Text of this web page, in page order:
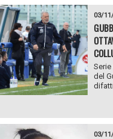
03/
del
03/